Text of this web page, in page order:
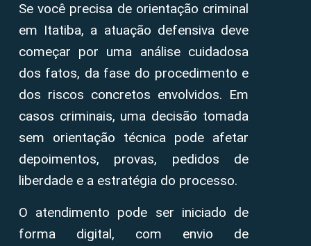
Se você precisa de orientação criminal
em Itatiba, a atuação defensiva deve
começar por uma análise cuidadosa
dos fatos, da fase do procedimento e
dos riscos concretos envolvidos. Em
casos criminais, uma decisão tomada
sem orientação técnica pode afetar
depoimentos, provas, pedidos de
liberdade e a estratégia do processo.
O atendimento pode ser iniciado de
forma digital, com envio de